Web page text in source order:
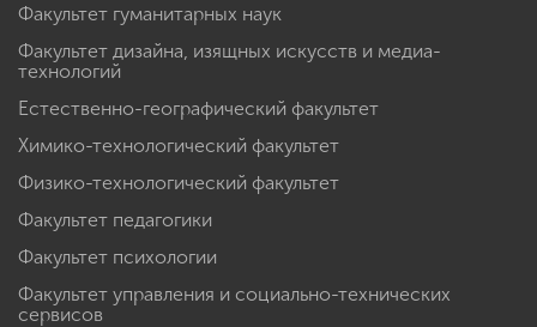
Факультет гуманитарных наук
Факультет дизайна, изящных искусств и медиа-
технологий
Естественно-географический факультет
Химико-технологический факультет
Физико-технологический факультет
Факультет педагогики
Факультет психологии
Факультет управления и социально-технических
сервисов